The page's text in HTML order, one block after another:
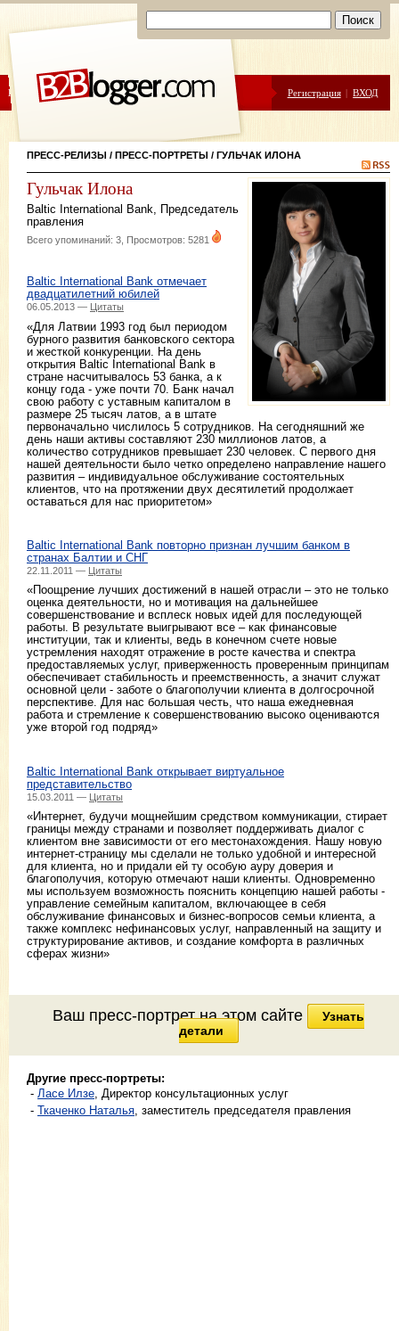
ЦЕНЫ ПОМОЩЬ Регистрация | ВХОД
ПРЕСС-РЕЛИЗЫ / ПРЕСС-ПОРТРЕТЫ / ГУЛЬЧАК ИЛОНА
Гульчак Илона
Baltic International Bank
Председатель
правления
Всего упоминаний: 3, Просмотров: 5281
Baltic International Bank отмечает
двадцатилетний юбилей
06.05.2013 — Цитаты
«Для Латвии 1993 год был периодом
бурного развития банковского сектора
и жесткой конкуренции. На день
открытия Baltic International Bank в
стране насчитывалось 53 банка, а к
концу года - уже почти 70. Банк начал
свою работу с уставным капиталом в
размере 25 тысяч латов, а в штате
первоначально числилось 5 сотрудников. На сегодняшний же
день наши активы составляют 230 миллионов латов, а
количество сотрудников превышает 230 человек. С первого дня
нашей деятельности было четко определено направление нашего
развития – индивидуальное обслуживание состоятельных
клиентов, что на протяжении двух десятилетий продолжает
оставаться для нас приоритетом»
Baltic International Bank повторно признан лучшим банком в
странах Балтии и СНГ
22.11.2011 — Цитаты
«Поощрение лучших достижений в нашей отрасли – это не только
оценка деятельности, но и мотивация на дальнейшее
совершенствование и всплеск новых идей для последующей
работы. В результате выигрывают все – как финансовые
институции, так и клиенты, ведь в конечном счете новые
устремления находят отражение в росте качества и спектра
предоставляемых услуг, приверженность проверенным принципам
обеспечивает стабильность и преемственность, а значит служат
основной цели - заботе о благополучии клиента в долгосрочной
перспективе. Для нас большая честь, что наша ежедневная
работа и стремление к совершенствованию высоко оцениваются
уже второй год подряд»
Baltic International Bank открывает виртуальное
представительство
15.03.2011 — Цитаты
«Интернет, будучи мощнейшим средством коммуникации, стирает
границы между странами и позволяет поддерживать диалог с
клиентом вне зависимости от его местонахождения. Нашу новую
интернет-страницу мы сделали не только удобной и интересной
для клиента, но и придали ей ту особую ауру доверия и
благополучия, которую отмечают наши клиенты. Одновременно
мы используем возможность пояснить концепцию нашей работы -
управление семейным капиталом, включающее в себя
обслуживание финансовых и бизнес-вопросов семьи клиента, а
также комплекс нефинансовых услуг, направленный на защиту и
структурирование активов, и создание комфорта в различных
сферах жизни»
Ваш пресс-портрет на этом сайте
Узнать
детали
Другие пресс-портреты:
- Ласе Илзе , Директор консультационных услуг
- Ткаченко Наталья , заместитель председателя правления